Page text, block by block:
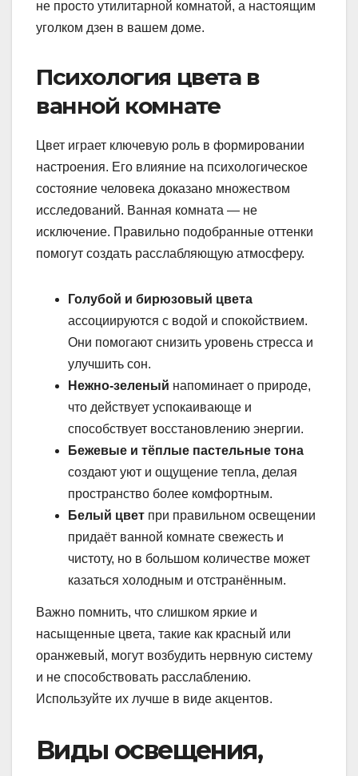
не просто утилитарной комнатой, а настоящим
уголком дзен в вашем доме.
Психология цвета в
ванной комнате
Цвет играет ключевую роль в формировании
настроения. Его влияние на психологическое
состояние человека доказано множеством
исследований. Ванная комната — не
исключение. Правильно подобранные оттенки
помогут создать расслабляющую атмосферу.
Голубой и бирюзовый цвета
ассоциируются с водой и спокойствием.
Они помогают снизить уровень стресса и
улучшить сон.
Нежно-зеленый напоминает о природе,
что действует успокаивающе и
способствует восстановлению энергии.
Бежевые и тёплые пастельные тона
создают уют и ощущение тепла, делая
пространство более комфортным.
Белый цвет при правильном освещении
придаёт ванной комнате свежесть и
чистоту, но в большом количестве может
казаться холодным и отстранённым.
Важно помнить, что слишком яркие и
насыщенные цвета, такие как красный или
оранжевый, могут возбудить нервную систему
и не способствовать расслаблению.
Используйте их лучше в виде акцентов.
Виды освещения,